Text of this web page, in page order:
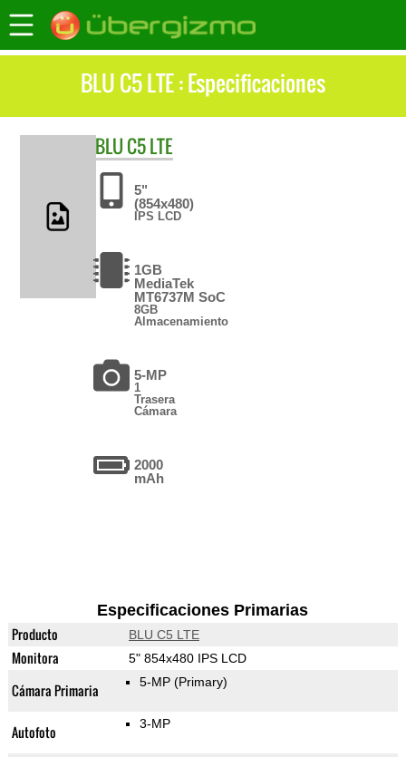
BLU C5 LTE : Especificaciones
BLUC5 LTE
5"
(854x480)
IPS LCD
1GB
MediaTek
MT6737M SoC
8GB
Almacenamiento
5-MP
1
Trasera
Cámara
2000
mAh
Especificaciones Primarias
Producto BLU C5 LTE
Monitora 5" 854x480 IPS LCD
Cámara Primaria 5-MP (Primary)
Autofoto 3-MP